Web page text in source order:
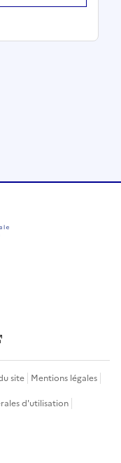
site Mentions légales
d'utilisation